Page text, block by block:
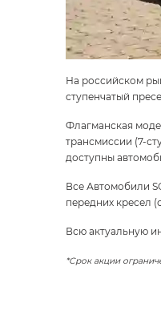
На российском
ступенчатый
Флагманская
трансмиссии (7-
доступны
Все Автомобили
передних кресел
Всю актуальную
*Срок акции